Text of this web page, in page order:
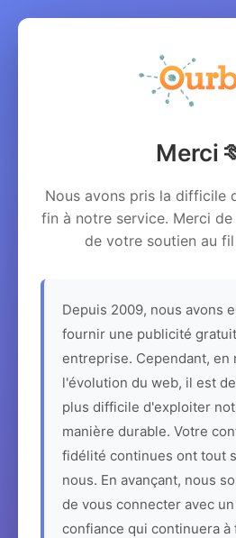
Merci
Nous avons pris la difficile
fin à notre service. Merci
de votre soutien au fil
Depuis 2009, nous avons
fournir une publicité
entreprise. Cependant, en
l'évolution du web, il est
plus difficile d'exploiter
manière durable. Votre
fidélité continues ont tout
nous. En avançant, nous
de vous connecter avec
confiance qui continuera à